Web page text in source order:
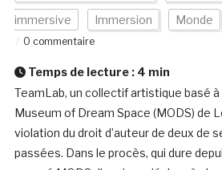
immersive Immersion Monde
0 commentaire
Temps de lecture : 4 min
TeamLab, un collectif artistique basé
Museum of Dream Space (MODS) de
violation du droit d’auteur de deux de
passées. Dans le procès, qui dure